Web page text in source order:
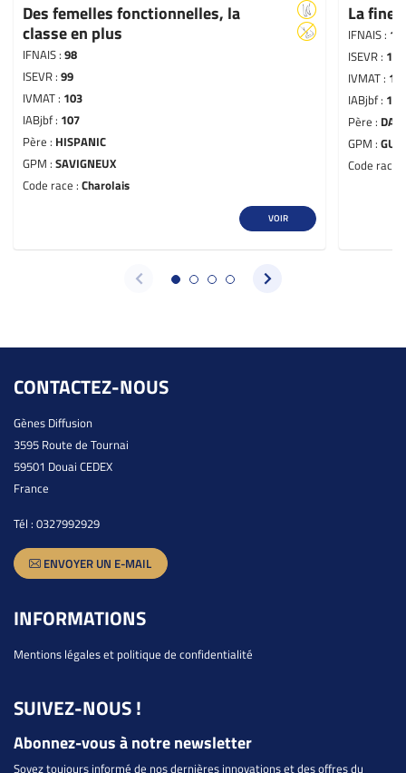
Des femelles fonctionnelles, la
classe en plus
IFNAIS : 98
ISEVR : 99
IVMAT : 103
IABjbf : 107
Père : HISPANIC
GPM : SAVIGNEUX
Code race : Charolais
VOIR
La fine
IFNAIS :
ISEVR : 107
IVMAT :
IABjbf : 113
Père :
GPM :
Code race
CONTACTEZ-NOUS
Gènes Diffusion
3595 Route de Tournai
59501 Douai CEDEX
France
Tél : 0327992929
ENVOYER UN E-MAIL
INFORMATIONS
Mentions légales et politique de confidentialité
SUIVEZ-NOUS !
Abonnez-vous à notre newsletter
Soyez toujours informé de nos dernières innovations et des offres du